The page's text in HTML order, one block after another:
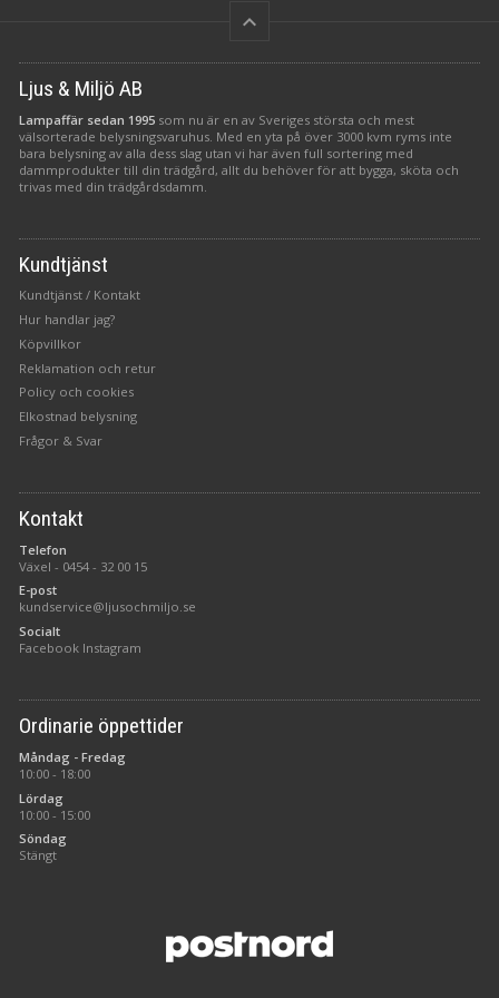
keyboard_arrow_up
Ljus & Miljö AB
Lampaffär sedan 1995 som nu är en av Sveriges största och mest
välsorterade belysningsvaruhus. Med en yta på över 3000 kvm ryms inte
bara belysning av alla dess slag utan vi har även full sortering med
dammprodukter till din trädgård, allt du behöver för att bygga, sköta och
trivas med din trädgårdsdamm.
Kundtjänst
Kundtjänst / Kontakt
Hur handlar jag?
Köpvillkor
Reklamation och retur
Policy och cookies
Elkostnad belysning
Frågor & Svar
Kontakt
Telefon
Växel - 0454 - 32 00 15
E-post
kundservice@ljusochmiljo.se
Socialt
Facebook Instagram
Ordinarie öppettider
Måndag - Fredag
10:00 - 18:00
Lördag
10:00 - 15:00
Söndag
Stängt